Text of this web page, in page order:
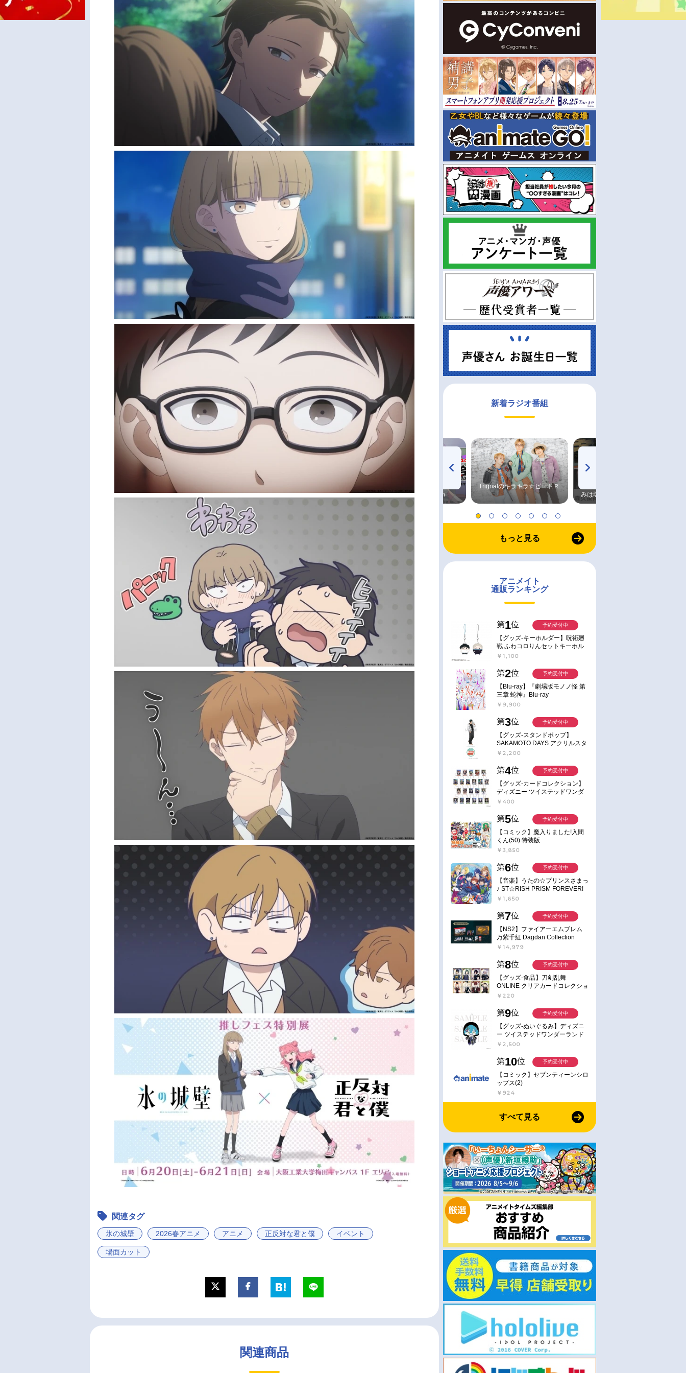
関連タグ
氷の城壁 2026春アニメ アニメ 正反対な君と僕 イベント
場面カット
関連商品
新着ラジオ番組
♪ in アニメイトタイムズ
radio 大直会 2nd season
Trignalのキラキラ☆ビートＲ
みは塩だけ
もっと見る
アニメイト
通販ランキング
第1位
【グッズ-キーホルダー】呪術廻
戦 ふわコロりんセットキーホル
ダー【アニメイト特典付】
￥1,100
予約受付中
第2位
【Blu-ray】『劇場版モノノ怪 第
三章 蛇神』Blu-ray
￥9,900
予約受付中
第3位
【グッズ-スタンドポップ】
SAKAMOTO DAYS アクリルスタ
ンド～Sunny Afternoon～ 4.南雲
￥2,200
予約受付中
第4位
【グッズ-カードコレクション】
ディズニー ツイステッドワンダ
ーランド ランダムカードコレク
￥400
予約受付中
第5位
【コミック】魔入りました!入間
くん(50) 特装版
￥3,850
予約受付中
第6位
【音楽】うたの☆プリンスさまっ
♪ ST☆RISH PRISM FOREVER!
￥1,650
予約受付中
第7位
【NS2】ファイアーエムブレム
万紫千紅 Dagdan Collection
￥14,979
予約受付中
第8位
【グッズ-食品】刀剣乱舞
ONLINE クリアカードコレクショ
ンガム
￥220
予約受付中
第9位
【グッズ-ぬいぐるみ】ディズニ
ー ツイステッドワンダーランド
ミニミニぬいぐるみ(クラブ・ウ
￥2,500
予約受付中
第10位
【コミック】セブンティーンシロ
ップス(2)
￥924
予約受付中
すべて見る